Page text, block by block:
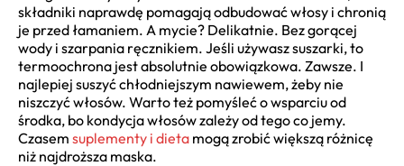
składniki naprawdę pomagają odbudować włosy i chronią
je przed łamaniem. A mycie? Delikatnie. Bez gorącej
wody i szarpania ręcznikiem. Jeśli używasz suszarki, to
termoochrona jest absolutnie obowiązkowa. Zawsze. I
najlepiej suszyć chłodniejszym nawiewem, żeby nie
niszczyć włosów. Warto też pomyśleć o wsparciu od
środka, bo kondycja włosów zależy od tego co jemy.
Czasem suplementy i dieta mogą zrobić większą różnicę
niż najdroższa maska.